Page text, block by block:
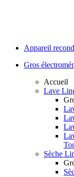
Appareil
Gros
Accueil
Lave
Sèche